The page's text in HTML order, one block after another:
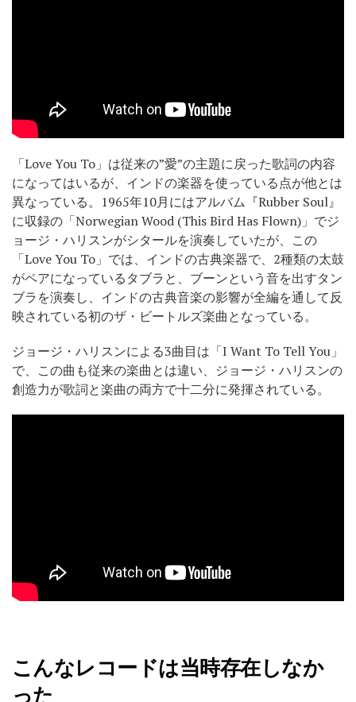
「Love You To」は従来の”愛”の主題に戻った歌詞の内容
になってはいるが、インドの楽器を使っている点が他とは
異なっている。1965年10月にはアルバム『Rubber Soul』
に収録の「Norwegian Wood (This Bird Has Flown)」でジ
ョージ・ハリスンがシタールを演奏していたが、この
「Love You To」では、インドの古典楽器で、2種類の太鼓
がペアになっているタブラと、ブーンという音を出すタン
ブラを演奏し、インドの古典音楽の影響が全編を通して反
映されている初のザ・ビートルズ楽曲となっている。
ジョージ・ハリスンによる3曲目は「I Want To Tell You」
で、この曲も従来の楽曲とは違い、ジョージ・ハリスンの
創造力が歌詞と楽曲の両方で十二分に発揮されている。
こんなレコードは当時存在しなか
った